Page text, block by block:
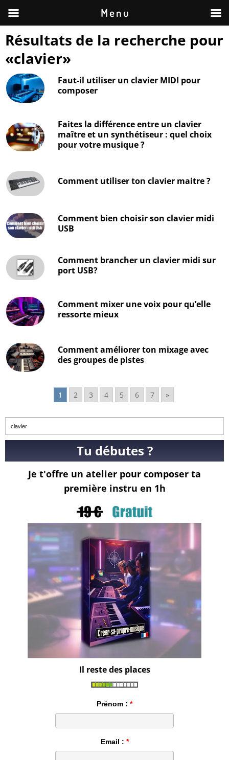
Résultats de la recherche pour
«clavier»
Faut-il utiliser un clavier MIDI pour
composer
Faites la différence entre un clavier
maître et un synthétiseur : quel choix
pour votre musique ?
Comment utiliser ton clavier maitre ?
Comment bien choisir son clavier midi
USB
Comment brancher un clavier midi sur
port USB?
Comment mixer une voix pour qu’elle
ressorte mieux
Comment améliorer ton mixage avec
des groupes de pistes
1 2 3 4 5 6 7 »
Tu débutes ?
Je t'offre un atelier pour composer ta
première instru en 1h
Il reste des places
Prénom :
Email :
M e n u